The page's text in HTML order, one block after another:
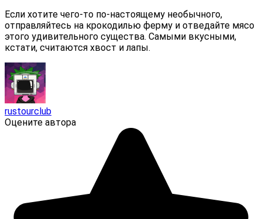
Если хотите чего-то по-настоящему необычного,
отправляйтесь на крокодилью ферму и отведайте мясо
этого удивительного существа. Самыми вкусными,
кстати, считаются хвост и лапы.
rustourclub
Оцените автора